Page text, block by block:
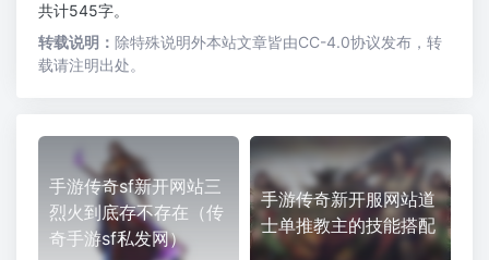
共计545字。
转载说明： 除特殊说明外本站文章皆由CC-4.0协议发布，转
载请注明出处。
手游传奇sf新开网站三
烈火到底存不存在（传
奇手游sf私发网）
手游传奇新开服网站道
士单推教主的技能搭配